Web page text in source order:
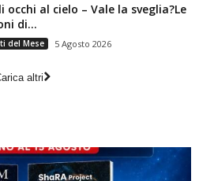
occhi al cielo – Vale la sveglia?Le
di...
del Mese 5 Agosto 2026
altri